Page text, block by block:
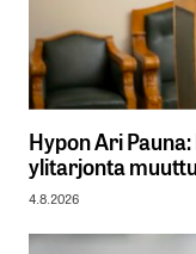
Hypon Ari
ylitarjonta
4.8.2026